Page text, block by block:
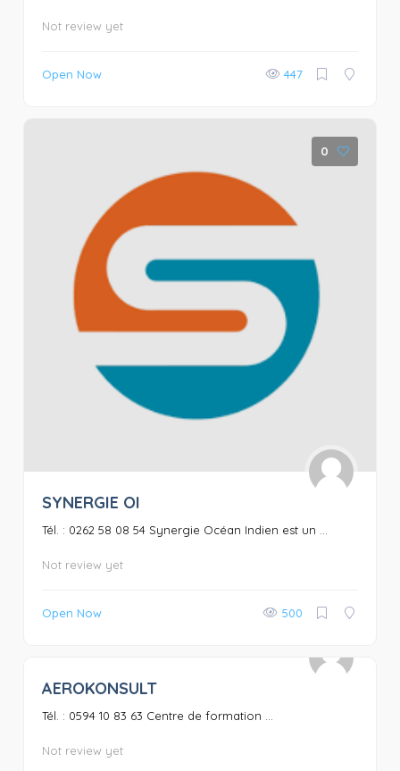
Not review yet
Open Now 447
0
SYNERGIE OI
Tél. : 0262 58 08 54 Synergie Océan Indien est un ...
Not review yet
Open Now 500
AEROKONSULT
Tél. : 0594 10 83 63 Centre de formation ...
Not review yet